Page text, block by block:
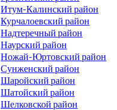
Итум-Калинский район
Курчалоевский район
Надтеречный район
Наурский район
Ножай-Юртовский район
Сунженский район
Шаройский район
Шатойский район
Шелковской район